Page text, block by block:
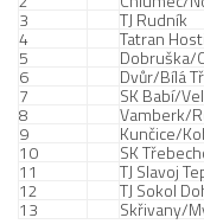
3 TJ Rudník
4 Tatran
5 Dobruška/
6 Dvůr/Bílá
7 SK Babí/
8 Vamberk/
9 Kunčice/
10 SK
11 TJ Slavoj
12 TJ Sokol
13 Skřivany/